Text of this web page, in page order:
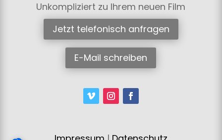
Unkompliziert zu Ihrem neuen Film
Jetzt telefonisch anfragen
E-Mail schreiben